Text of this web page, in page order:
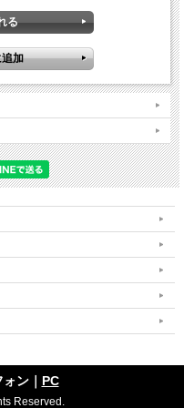
ン｜ PC
Reserved.